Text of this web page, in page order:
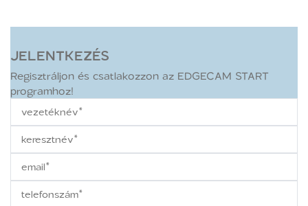
JELENTKEZÉS
Regisztráljon és csatlakozzon az EDGECAM START
programhoz!